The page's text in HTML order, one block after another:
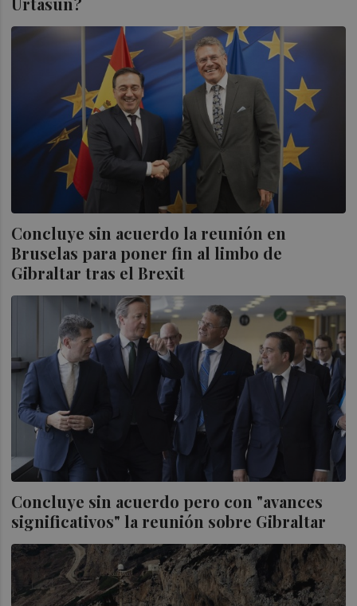
Concluye sin acuerdo la reunión en
Bruselas para poner fin al limbo de
Gibraltar tras el Brexit
Concluye sin acuerdo pero con "avances
significativos" la reunión sobre Gibraltar